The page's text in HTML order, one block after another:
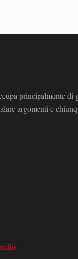
principalmente di
argomenti e